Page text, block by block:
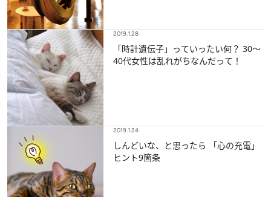
2019.1.28
「時計遺伝子」っていったい何？ 30～
40代女性は乱れがちなんだって！
2019.1.24
しんどいな、と思ったら 「心の充電」
ヒント9箇条